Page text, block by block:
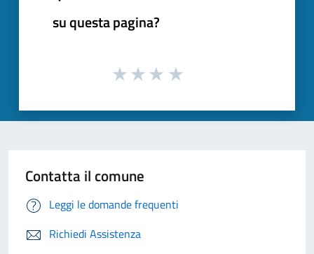
su questa pagina?
Contatta il comune
Leggi le domande frequenti
Richiedi Assistenza